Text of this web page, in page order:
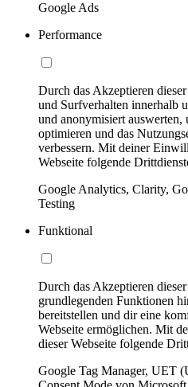
Google Ads
Performance
Durch das Akzeptieren
und Surfverhalten innerhalb
und anonymisiert auswerten,
optimieren und das
verbessern. Mit deiner
Webseite folgende
Google Analytics, Clarity,
Testing
Funktional
Durch das Akzeptieren
grundlegenden Funktionen
bereitstellen und dir eine
Webseite ermöglichen. Mit
dieser Webseite folgende
Google Tag Manager, UET